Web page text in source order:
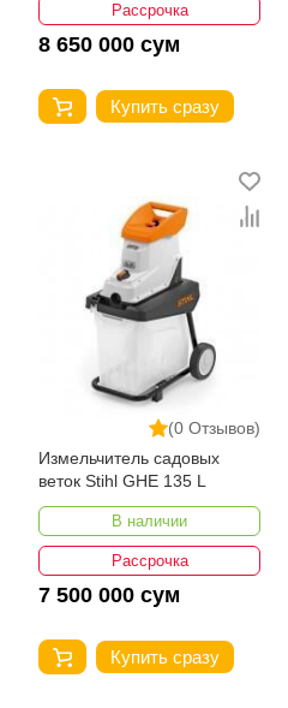
Рассрочка
8 650 000 сум
Купить сразу
(0 Отзывов)
Измельчитель садовых
веток Stihl GHE 135 L
В наличии
Рассрочка
7 500 000 сум
Купить сразу